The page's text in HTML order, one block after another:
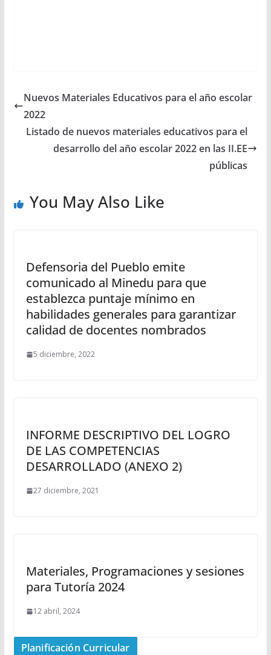
Nuevos Materiales Educativos para el año escolar
2022
Listado de nuevos materiales educativos para el
desarrollo del año escolar 2022 en las II.EE
públicas
You May Also Like
Defensoria del Pueblo emite
comunicado al Minedu para que
establezca puntaje mínimo en
habilidades generales para garantizar
calidad de docentes nombrados
5 diciembre, 2022
INFORME DESCRIPTIVO DEL LOGRO
DE LAS COMPETENCIAS
DESARROLLADO (ANEXO 2)
27 diciembre, 2021
Materiales, Programaciones y sesiones
para Tutoría 2024
12 abril, 2024
Planificación Curricular